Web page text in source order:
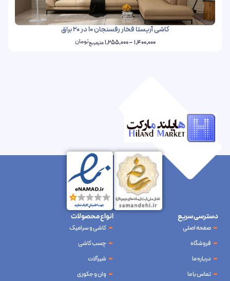
کاشی آریستا فخار رفسنجان 10 در 20 براق
1,400,000
–
1,255,000مترمربعتومان
دسترسی سریع
صفحه اصلی
فروشگاه
درباره ما
تماس با ما
انواع محصولات
کاشی و سرامیک
چسب کاشی
شیرآلات
وان و جکوزی